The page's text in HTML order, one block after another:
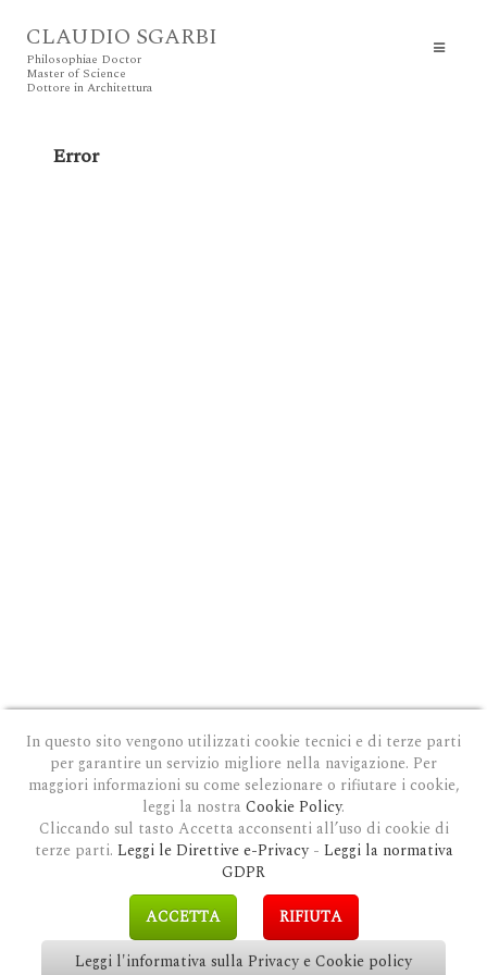
CLAUDIO SGARBI
Philosophiae Doctor
Master of Science
Dottore in Architettura
Error
PRIVACY E COOKIE POLICY | COOKIE POLICY|CONDIZIONI GENERALI D'USO|GDPR
| GDPR RICHIESTA CANCELLAZIONE
COPYRIGHT © 2018 CLAUDIOSGARBI.COM - TUTTI I DIRITTI RISERVATI.
SITE BYGUALDI PROMOTION&LP-STUDIO
In questo sito vengono utilizzati cookie tecnici e di terze parti
per garantire un servizio migliore nella navigazione. Per
maggiori informazioni su come selezionare o rifiutare i cookie,
leggi la nostra Cookie Policy.
Cliccando sul tasto Accetta acconsenti all’uso di cookie di
terze parti. Leggi le Direttive e-Privacy- Leggi la normativa
GDPR
ACCETTA
RIFIUTA
Leggi l'informativa sulla Privacy e Cookie policy